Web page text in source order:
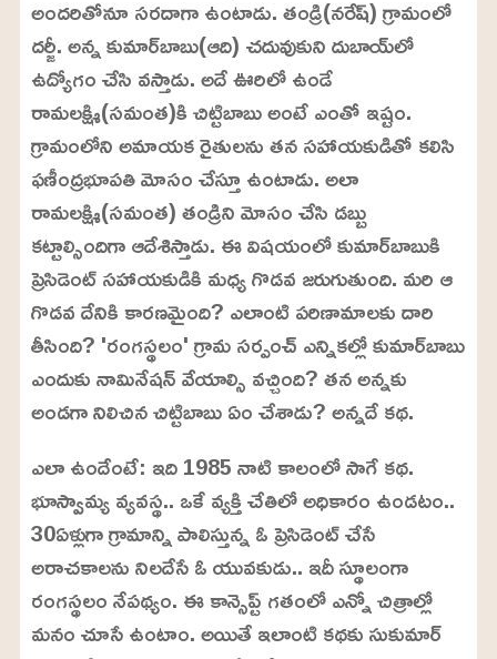
అందరితోనూ సరదాగా ఉంటాడు. తండ్రి(నరేష్‌) గ్రామంలో
దర్జీ. అన్న కుమార్‌బాబు(ఆది) చదువుకుని దుబాయ్‌లో
ఉద్యోగం చేసి వస్తాడు. అదే ఊరిలో ఉండే
రామలక్ష్మి(సమంత)కి చిట్టిబాబు అంటే ఎంతో ఇష్టం.
గ్రామంలోని అమాయక రైతులను తన సహాయకుడితో కలిసి
ఫణీంద్రభూపతి మోసం చేస్తూ ఉంటాడు. అలా
రామలక్ష్మి(సమంత) తండ్రిని మోసం చేసి డబ్బు
కట్టాల్సిందిగా ఆదేశిస్తాడు. ఈ విషయంలో కుమార్‌బాబుకి
ప్రెసిడెంట్‌ సహాయకుడికి మధ్య గొడవ జరుగుతుంది. మరి ఆ
గొడవ దేనికి కారణమైంది? ఎలాంటి పరిణామాలకు దారి
తీసింది? 'రంగస్థలం' గ్రామ సర్పంచ్‌ ఎన్నికల్లో కుమార్‌బాబు
ఎందుకు నామినేషన్‌ వేయాల్సి వచ్చింది? తన అన్నకు
అండగా నిలిచిన చిట్టిబాబు ఏం చేశాడు? అన్నదే కథ.
ఎలా ఉందేంటే: ఇది 1985 నాటి కాలంలో సాగే కథ.
భూస్వామ్య వ్యవస్థ.. ఒకే వ్యక్తి చేతిలో అధికారం ఉండటం..
30ఏళ్లుగా గ్రామాన్ని పాలిస్తున్న ఓ ప్రెసిడెంట్‌ చేసే
అరాచకాలను నిలదేసే ఓ యువకుడు.. ఇదీ స్థూలంగా
రంగస్థలం నేపథ్యం. ఈ కాన్సెప్ట్‌ గతంలో ఎన్నో చిత్రాల్లో
మనం చూసే ఉంటాం. అయితే ఇలాంటి కథకు సుకుమార్‌